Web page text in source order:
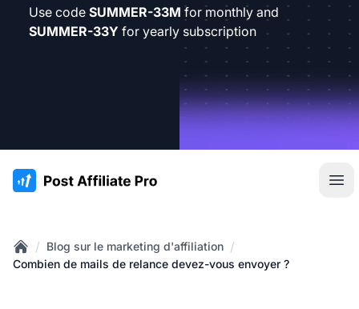
Use code SUMMER-33M for monthly and
SUMMER-33Y for yearly subscription
:site.title
Home
/ Blog sur le marketing d'affiliation /
Combien de mails de relance devez-vous envoyer ?